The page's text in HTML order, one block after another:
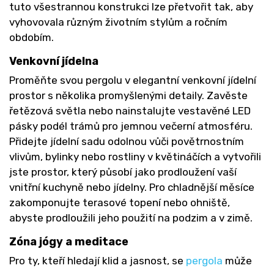
tuto všestrannou konstrukci lze přetvořit tak, aby
vyhovovala různým životním stylům a ročním
obdobím.
Venkovní jídelna
Proměňte svou pergolu v elegantní venkovní jídelní
prostor s několika promyšlenými detaily. Zavěste
řetězová světla nebo nainstalujte vestavěné LED
pásky podél trámů pro jemnou večerní atmosféru.
Přidejte jídelní sadu odolnou vůči povětrnostním
vlivům, bylinky nebo rostliny v květináčích a vytvořili
jste prostor, který působí jako prodloužení vaší
vnitřní kuchyně nebo jídelny. Pro chladnější měsíce
zakomponujte terasové topení nebo ohniště,
abyste prodloužili jeho použití na podzim a v zimě.
Zóna jógy a meditace
Pro ty, kteří hledají klid a jasnost, se pergola může